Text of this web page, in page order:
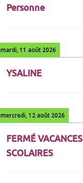
Personne
mardi, 11 août 2026
YSALINE
mercredi, 12 août 2026
FERMÉ VACANCES
SCOLAIRES